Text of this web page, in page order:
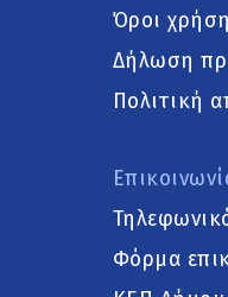
Όροι
Δήλωση
Πολιτική
Φόρμα